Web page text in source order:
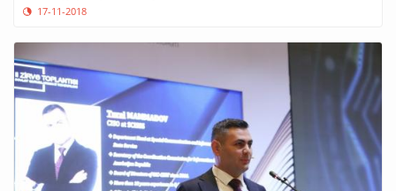
17-11-2018